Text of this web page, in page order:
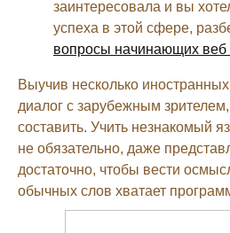
заинтересовала и вы
успеха в этой сфере,
вопросы начинающих веб
Выучив несколько
диалог с зарубежным
составить. Учить незнакомый
не обязательно, даже
достаточно, чтобы вести
обычных слов хватает